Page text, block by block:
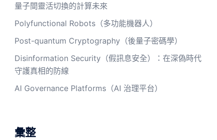
量子間靈活切換的計算未來
Polyfunctional Robots（多功能機器人）
Post-quantum Cryptography（後量子密碼學）
Disinformation Security（假訊息安全）：在深偽時代
守護真相的防線
AI Governance Platforms（AI 治理平台）
彙整